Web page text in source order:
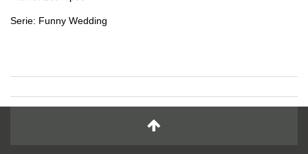
Serie: Funny Wedding